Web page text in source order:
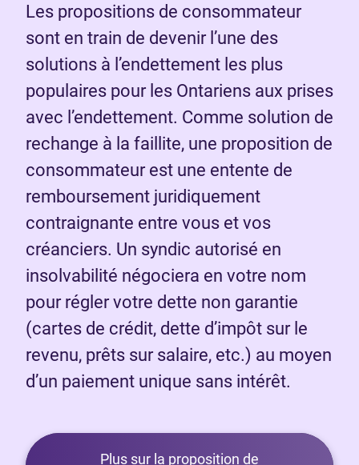
Les propositions de consommateur
sont en train de devenir l’une des
solutions à l’endettement les plus
populaires pour les Ontariens aux prises
avec l’endettement. Comme solution de
rechange à la faillite, une proposition de
consommateur est une entente de
remboursement juridiquement
contraignante entre vous et vos
créanciers. Un syndic autorisé en
insolvabilité négociera en votre nom
pour régler votre dette non garantie
(cartes de crédit, dette d’impôt sur le
revenu, prêts sur salaire, etc.) au moyen
d’un paiement unique sans intérêt.
Plus sur la proposition de